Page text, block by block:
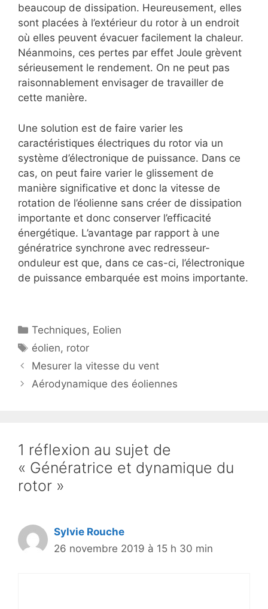
beaucoup de dissipation. Heureusement, elles
sont placées à l’extérieur du rotor à un endroit
où elles peuvent évacuer facilement la chaleur.
Néanmoins, ces pertes par effet Joule grèvent
sérieusement le rendement. On ne peut pas
raisonnablement envisager de travailler de
cette manière.
Une solution est de faire varier les
caractéristiques électriques du rotor via un
système d’électronique de puissance. Dans ce
cas, on peut faire varier le glissement de
manière significative et donc la vitesse de
rotation de l’éolienne sans créer de dissipation
importante et donc conserver l’efficacité
énergétique. L’avantage par rapport à une
génératrice synchrone avec redresseur-
onduleur est que, dans ce cas-ci, l’électronique
de puissance embarquée est moins importante.
Catégories
Techniques, Eolien
Étiquettes
éolien, rotor
Mesurer la vitesse du vent
Aérodynamique des éoliennes
1 réflexion au sujet de
« Génératrice et dynamique du
rotor »
Sylvie Rouche
26 novembre 2019 à 15 h 30 min